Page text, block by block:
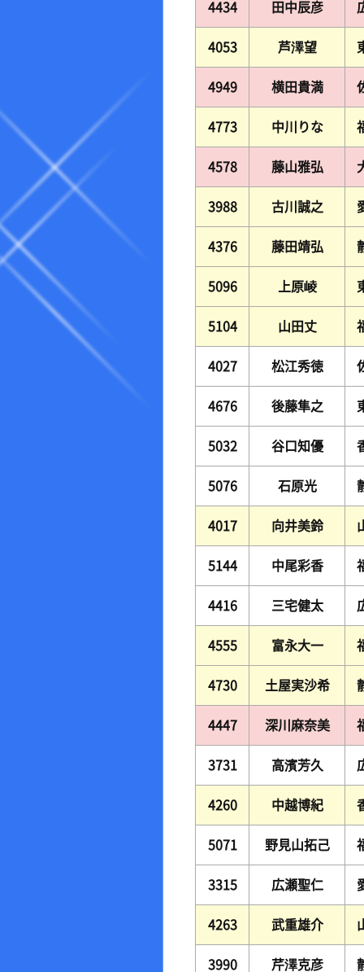
4434 田中辰彦
4053 芦澤望
4949 横田貴満
4773 中川りな
4578 藤山雅弘
3988 古川誠之
4376 藤田靖弘
5096 上原崚
5104 山田丈
4027 松江秀徳
4676 後藤隼之
5032 谷口知優
5076 石原光
4017 向井美鈴
5144 中尾彩香
4416 三宅健太
4555 富永大一
4730 土屋実沙希
4447 深川麻奈美
3731 高濱芳久
4260 中越博紀
5071 野見山拓己
3315 広瀬聖仁
4263 武重雄介
3990 芹澤克彦